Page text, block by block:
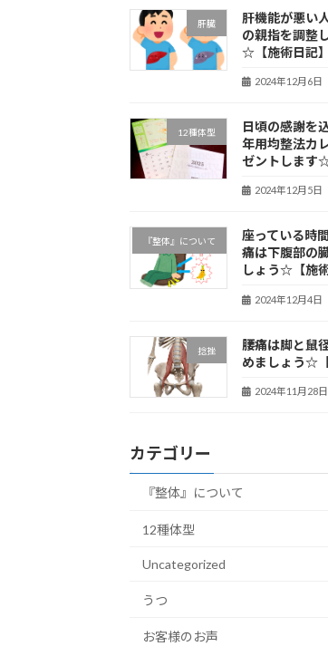
肝臓
肝機能が悪い
の親指を調整
☆【施術日記】
2024年12月6日
12種体型
日頃の感謝を
年用均整法カ
ゼントしま
2024年12月5日
『整体』について
座っている時
痛は下腹部の
しょう☆【施術
2024年12月4日
捻挫
腰痛は脚と鼠
めましょう☆【
2024年11月28日
カテゴリー
『整体』について
12種体型
Uncategorized
うつ
お客様のお声